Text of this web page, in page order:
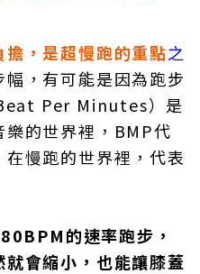
，是超慢跑的重點之
，有可能是因為跑步
Per Minutes）是
的世界裡，BMP代
慢跑的世界裡，代表
的速率跑步，
會縮小，也能讓膝蓋